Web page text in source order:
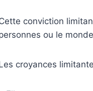
conviction
ou le
croyances